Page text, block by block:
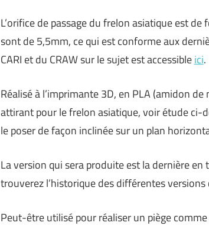
L’orifice de passage du frelon asiatique est
sont de 5,5mm, ce qui est conforme aux
CARI et du CRAW sur le sujet est accessibleici.
Réalisé à l’imprimante 3D, en PLA (amidon
attirant pour le frelon asiatique, voir étude ci-
le poser de façon inclinée sur un plan
La version qui sera produite est la dernière
trouverez l’historique des différentes
Peut-être utilisé pour réaliser un piège